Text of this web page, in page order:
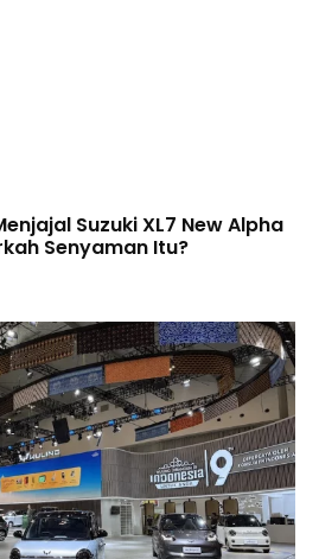
Suzuki XL7 New Alpha
Senyaman Itu?